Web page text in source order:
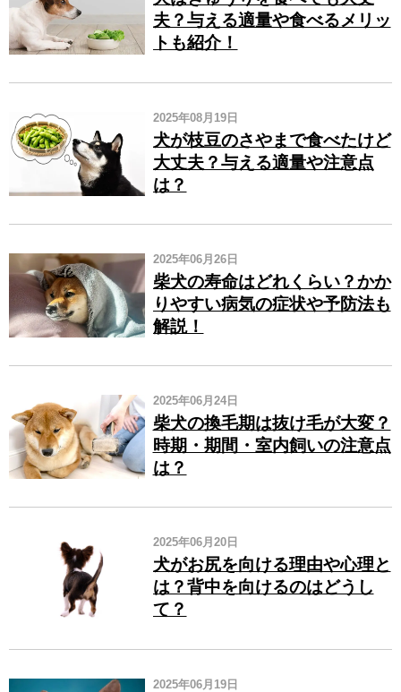
夫？与える適量や食べるメリッ
トも紹介！
2025年08月19日
犬が枝豆のさやまで食べたけど
大丈夫？与える適量や注意点
は？
2025年06月26日
柴犬の寿命はどれくらい？かか
りやすい病気の症状や予防法も
解説！
2025年06月24日
柴犬の換毛期は抜け毛が大変？
時期・期間・室内飼いの注意点
は？
2025年06月20日
犬がお尻を向ける理由や心理と
は？背中を向けるのはどうし
て？
2025年06月19日